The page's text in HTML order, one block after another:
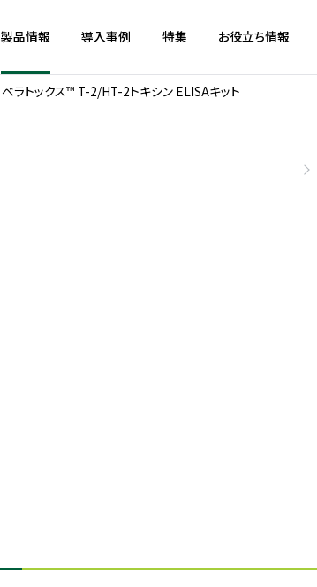
製品情報 導入事例 特集 お役立ち情報
ベラトックス™ T-2/HT-2トキシン ELISAキット